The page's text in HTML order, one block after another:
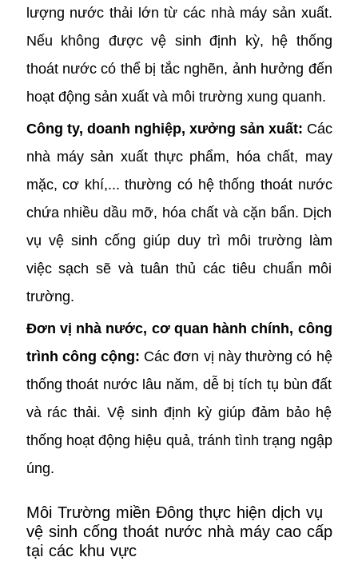
lượng nước thải lớn từ các nhà máy sản xuất.
Nếu không được vệ sinh định kỳ, hệ thống
thoát nước có thể bị tắc nghẽn, ảnh hưởng đến
hoạt động sản xuất và môi trường xung quanh.
Công ty, doanh nghiệp, xưởng sản xuất: Các
nhà máy sản xuất thực phẩm, hóa chất, may
mặc, cơ khí,... thường có hệ thống thoát nước
chứa nhiều dầu mỡ, hóa chất và cặn bẩn. Dịch
vụ vệ sinh cống giúp duy trì môi trường làm
việc sạch sẽ và tuân thủ các tiêu chuẩn môi
trường.
Đơn vị nhà nước, cơ quan hành chính, công
trình công cộng: Các đơn vị này thường có hệ
thống thoát nước lâu năm, dễ bị tích tụ bùn đất
và rác thải. Vệ sinh định kỳ giúp đảm bảo hệ
thống hoạt động hiệu quả, tránh tình trạng ngập
úng.
Môi Trường miền Đông thực hiện dịch vụ
vệ sinh cống thoát nước nhà máy cao cấp
tại các khu vực